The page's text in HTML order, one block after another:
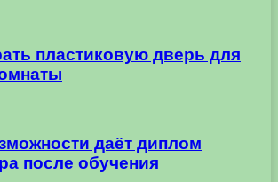
пластиковую дверь для
даёт диплом
после обучения